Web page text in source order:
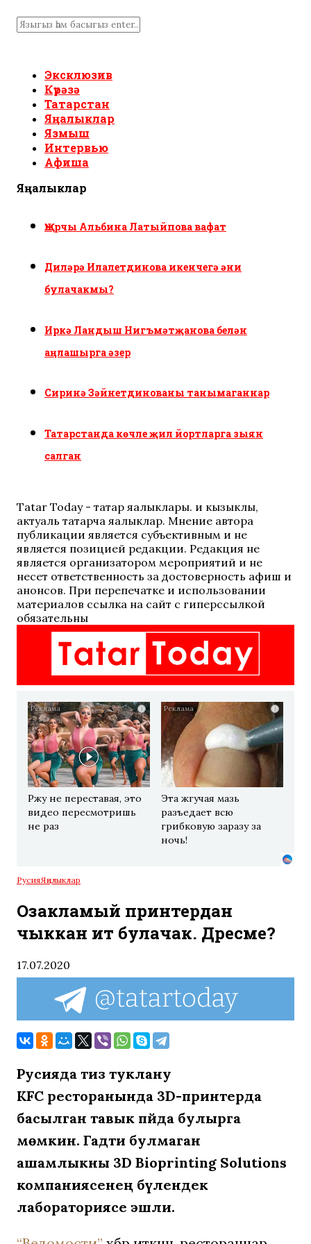
Эксклюзив
Күрәзә
Татарстан
Яңалыклар
Язмыш
Интервью
Афиша
Яңалыклар
Җырчы Альбина Латыйпова вафат
Диләрә Илалетдинова икенчегә әни
булачакмы?
Иркә Ландыш Нигъмәтҗанова белән
аңлашырга әзер
Сиринә Зәйнетдинованы танымаганнар
Татарстанда көчле җил йортларга зыян
салган
Tatar Today - татар яңалыклары. иң кызыклы,
актуаль татарча яңалыклар. Мнение автора
публикации является субъективным и не
является позицией редакции. Редакция не
является организатором мероприятий и не
несет ответственность за достоверность афиш и
анонсов. При перепечатке и использовании
материалов ссылка на сайт с гиперссылкой
обязательны
i
Ржу не переставая, это
видео пересмотришь
не раз
i
Эта жгучая мазь
разъедает всю
грибковую заразу за
ночь!
РусияЯңалыклар
Озакламый принтердан
чыккан ит булачак. Дөресме?
17.07.2020
Русияда тиз туклану
KFC ресторанында 3D-принтерда
басылган тавык пәйда булырга
мөмкин. Гадәти булмаган
ашамлыкны 3D Bioprinting Solutions
компаниясенең бүлендек
лабораториясе эшли.